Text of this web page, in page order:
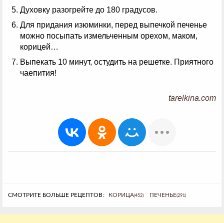
Духовку разогрейте до 180 градусов.
Для придания изюминки, перед выпечкой печенье
можно посыпать измельченным орехом, маком,
корицей…
Выпекать 10 минут, остудить на решетке. Приятного
чаепития!
tarelkina.com
СМОТРИТЕ БОЛЬШЕ РЕЦЕПТОВ: КОРИЦА(452) ПЕЧЕНЬЕ(291)